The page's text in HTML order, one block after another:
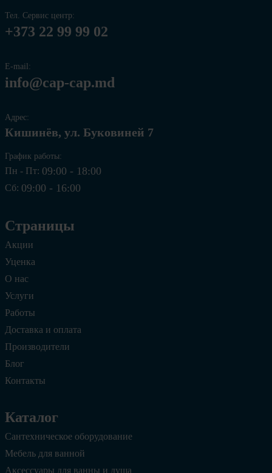
Тел. Сервис центр:
+373 22 99 99 02
E-mail:
info@cap-cap.md
Адрес:
Кишинёв, ул. Буковиней 7
График работы:
Пн - Пт: 09:00 - 18:00
Сб: 09:00 - 16:00
Страницы
Акции
Уценка
О нас
Услуги
Работы
Доставка и оплата
Производители
Блог
Контакты
Каталог
Сантехническое оборудование
Мебель для ванной
Аксессуары для ванны и душа